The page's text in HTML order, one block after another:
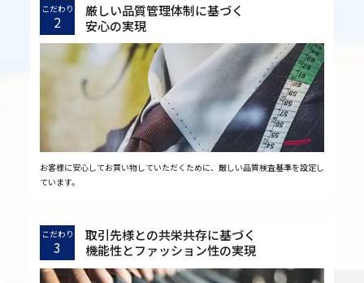
こだわり
2
厳しい品質管理体制に基づく
安心の実現
お客様に安心してお買い物していただくために、厳しい品質検査基準を設定し
ています。
こだわり
3
取引先様との共栄共存に基づく
機能性とファッション性の実現